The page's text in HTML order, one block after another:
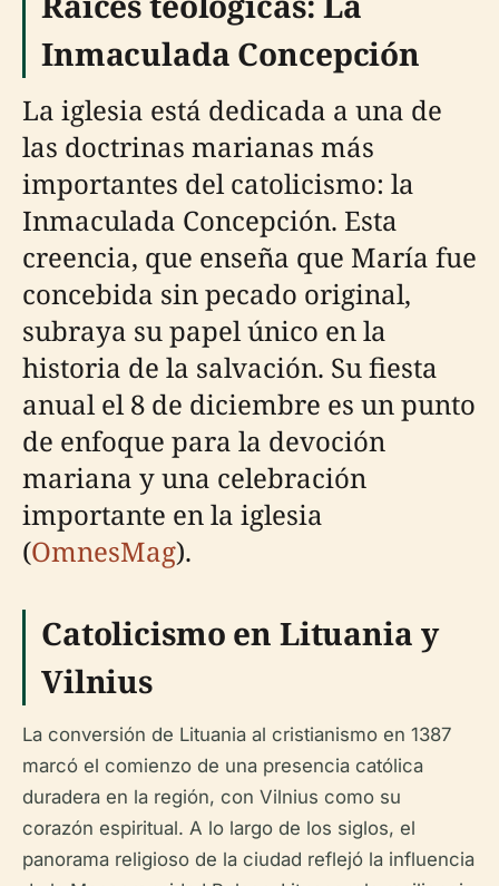
Inmaculada Concepción
La iglesia está dedicada a una de
las doctrinas marianas más
importantes del catolicismo: la
Inmaculada Concepción. Esta
creencia, que enseña que María fue
concebida sin pecado original,
subraya su papel único en la
historia de la salvación. Su fiesta
anual el 8 de diciembre es un punto
de enfoque para la devoción
mariana y una celebración
importante en la iglesia
(OmnesMag).
Catolicismo en Lituania y
Vilnius
La conversión de Lituania al cristianismo en 1387
marcó el comienzo de una presencia católica
duradera en la región, con Vilnius como su
corazón espiritual. A lo largo de los siglos, el
panorama religioso de la ciudad reflejó la influencia